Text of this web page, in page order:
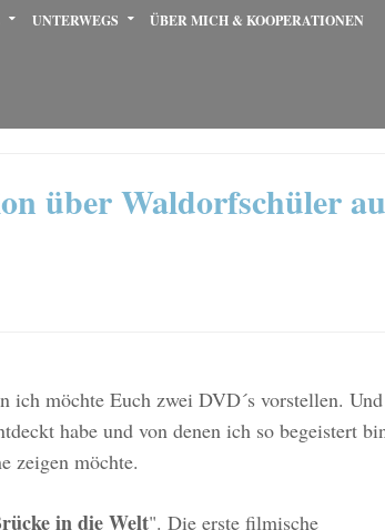
UNTERWEGS ÜBER MICH & KOOPERATIONEN
über Waldorfschüler
ich möchte Euch zwei DVD´s vorstellen. Und
habe und von denen ich so begeistert
zeigen möchte.
in die Welt". Die erste filmische